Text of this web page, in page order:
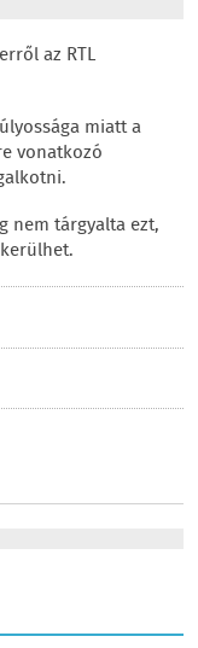
az RTL
miatt a
vonatkozó
nem tárgyalta ezt,